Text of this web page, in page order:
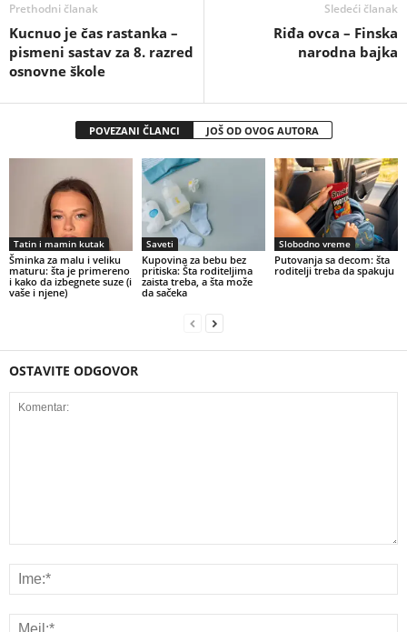
Prethodni članak
Kucnuo je čas rastanka –
pismeni sastav za 8. razred
osnovne škole
Sledeći članak
Riđa ovca – Finska
narodna bajka
POVEZANI ČLANCI JOŠ OD OVOG AUTORA
Tatin i mamin kutak
Šminka za malu i veliku
maturu: šta je primereno
i kako da izbegnete suze (i
vaše i njene)
Saveti
Kupovina za bebu bez
pritiska: Šta roditeljima
zaista treba, a šta može
da sačeka
Slobodno vreme
Putovanja sa decom: šta
roditelji treba da spakuju
OSTAVITE ODGOVOR